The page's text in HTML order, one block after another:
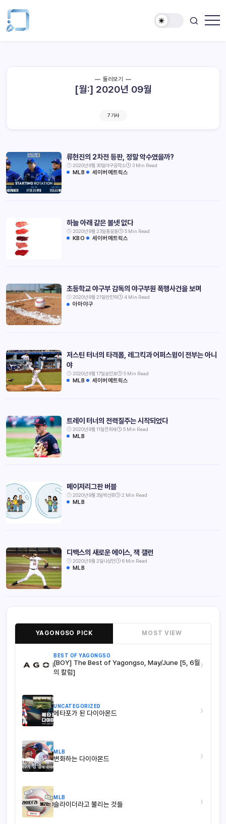
둘러보기
[월:] 2020년 09월
7 기사
류현진의 2차전 등판, 정말 악수였을까?
2020년 9월 30일야구공작소 3 Min Read
MLB 세이버메트릭스
하늘 아래 같은 볼넷 없다
2020년 9월 23일홍길동 5 Min Read
KBO 세이버메트릭스
초등학교 야구부 감독의 야구부원 폭행사건을 보며
2020년 9월 21일한민희 4 Min Read
아마야구
저스틴 터너의 타격폼, 레그킥과 어퍼스윙이 전부는 아니
야
2020년 9월 17일송인호 5 Min Read
MLB 세이버메트릭스
트레이 터너의 전력질주는 시작되었다
2020년 9월 11일전희재 5 Min Read
MLB
메이저리그판 버블
2020년 9월 3일박선후 2 Min Read
MLB
디백스의 새로운 에이스, 잭 갤런
2020년 9월 2일나상인 6 Min Read
MLB
YAGONGSO PICK MOST VIEW
BEST OF YAGONGSO
[BOY] The Best of Yagongso, May/June [5, 6월
의 칼럼]
›
UNCATEGORIZED
메타포가 된 다이아몬드 ›
MLB
변화하는 다이아몬드 ›
MLB
슬라이더라고 불리는 것들 ›